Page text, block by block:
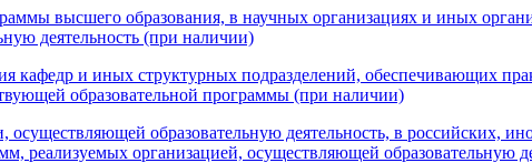
высшего образования, в научных организациях и иных
деятельность (при наличии)
кафедр и иных структурных подразделений, обеспечивающих
образовательной программы (при наличии)
образовательную деятельность, в российских,
реализуемых организацией, осуществляющей образовательную